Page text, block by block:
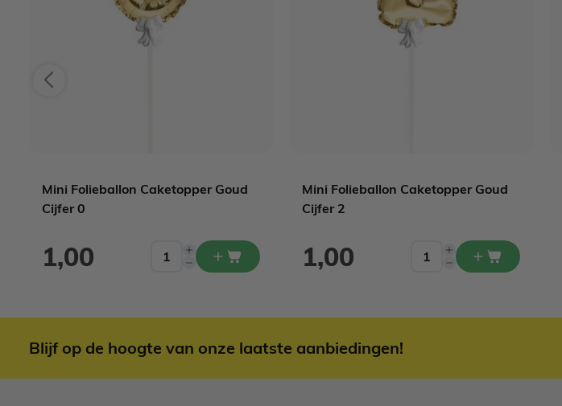
Mini Folieballon Caketopper Goud
Cijfer 0
1,00
Mini Folieballon Caketopper Goud
Cijfer 2
1,00
Blijf op de hoogte van onze laatste aanbiedingen!